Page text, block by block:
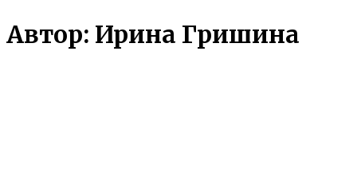
Автор: Ирина Гришина